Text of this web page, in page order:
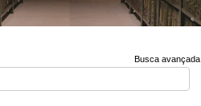
Busca avançada